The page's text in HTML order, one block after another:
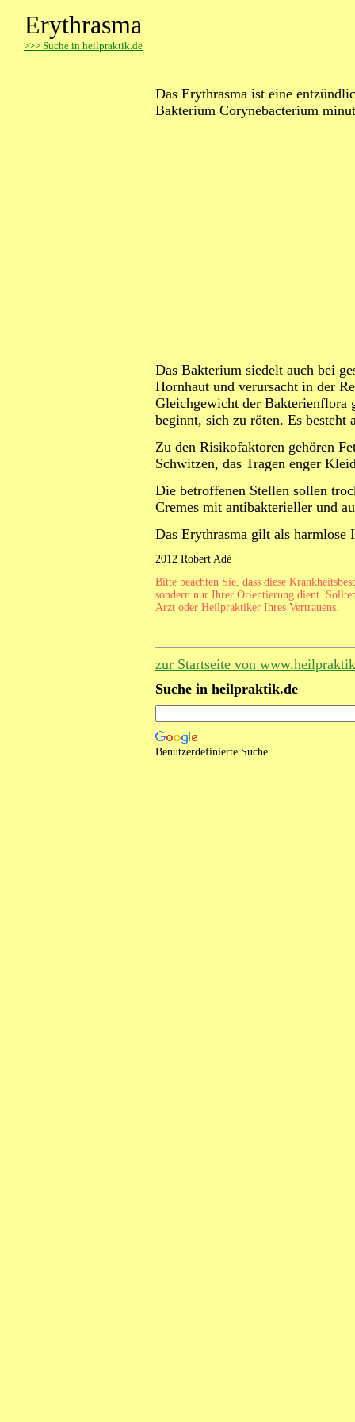
Erythrasma
>>> Suche in heilpraktik.de
Das Erythrasma ist eine
Bakterium Corynebacterium
Das Bakterium siedelt auch bei
Hornhaut und verursacht in der
Gleichgewicht der Bakterienflora
beginnt, sich zu röten. Es besteht
Zu den Risikofaktoren gehören
Schwitzen, das Tragen enger
Die betroffenen Stellen sollen
Cremes mit antibakterieller und
Das Erythrasma gilt als harmlose
2012 Robert Adé
Bitte beachten Sie, dass diese
sondern nur Ihrer Orientierung dient.
Arzt oder Heilpraktiker Ihres Vertrauens.
zur Startseite von
Suche in heilpraktik.de
Benutzerdefinierte Suche